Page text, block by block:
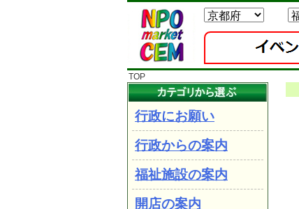
TOP
行政にお願い
行政からの案内
福祉施設の案内
開店の案内